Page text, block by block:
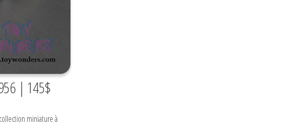
| 145$
miniature à